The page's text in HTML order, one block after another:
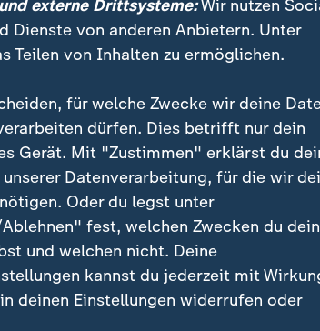
externe Drittsysteme:Wir nutzen
Dienste von anderen Anbietern. Unter
Teilen von Inhalten zu ermöglichen.
für welche Zwecke wir deine
dürfen. Dies betrifft nur dein
Gerät. Mit "Zustimmen" erklärst du
Datenverarbeitung, für die wir
Oder du legst unter
fest, welchen Zwecken du
und welchen nicht. Deine
kannst du jederzeit mit
deinen Einstellungen widerrufen oder